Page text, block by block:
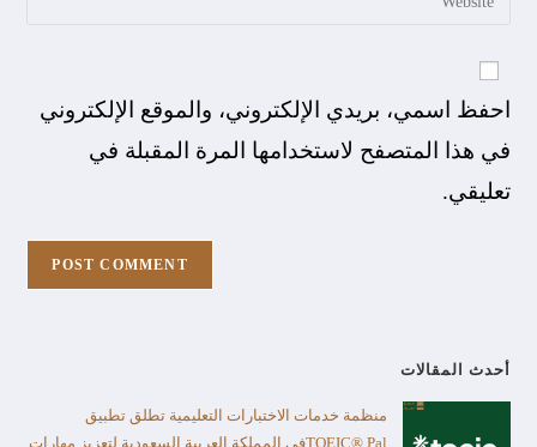
احفظ اسمي، بريدي الإلكتروني، والموقع الإلكتروني
في هذا المتصفح لاستخدامها المرة المقبلة في
تعليقي.
أحدث المقالات
منظمة خدمات الاختبارات التعليمية تطلق تطبيق
TOEIC® Palفي المملكة العربية السعودية لتعزيز مهارات